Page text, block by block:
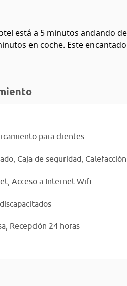
está a 5 minutos andando
en coche. Este
para clientes
Caja de seguridad, Calefacción,
Acceso a Internet Wifi
Recepción 24 horas